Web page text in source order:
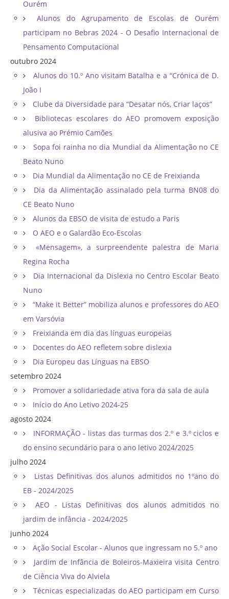
Ourém
Alunos do Agrupamento de Escolas de Ourém
participam no Bebras 2024 - O Desafio Internacional de
Pensamento Computacional
outubro 2024
Alunos do 10.º Ano visitam Batalha e a “Crónica de D.
João I
Clube da Diversidade para “Desatar nós, Criar laços”
Bibliotecas escolares do AEO promovem exposição
alusiva ao Prémio Camões
Sopa foi rainha no dia Mundial da Alimentação no CE
Beato Nuno
Dia Mundial da Alimentação no CE de Freixianda
Dia da Alimentação assinalado pela turma BN08 do
CE Beato Nuno
Alunos da EBSO de visita de estudo a Paris
O AEO e o Galardão Eco-Escolas
«Mensagem», a surpreendente palestra de Maria
Regina Rocha
Dia Internacional da Dislexia no Centro Escolar Beato
Nuno
“Make it Better” mobiliza alunos e professores do AEO
em Varsóvia
Freixianda em dia das línguas europeias
Docentes do AEO refletem sobre dislexia
Dia Europeu das Línguas na EBSO
setembro 2024
Promover a solidariedade ativa fora da sala de aula
Início do Ano Letivo 2024-25
agosto 2024
INFORMAÇÃO - listas das turmas dos 2.º e 3.º ciclos e
do ensino secundário para o ano letivo 2024/2025
julho 2024
Listas Definitivas dos alunos admitidos no 1ºano do
EB - 2024/2025
AEO - Listas Definitivas dos alunos admitidos no
jardim de infância - 2024/2025
junho 2024
Ação Social Escolar - Alunos que ingressam no 5.º ano
Jardim de Infância de Boleiros-Maxieira visita Centro
de Ciência Viva do Alviela
Técnicas especializadas do AEO participam em Curso